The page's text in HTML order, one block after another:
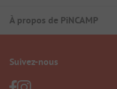
À propos de PiNCAMP
Suivez-nous